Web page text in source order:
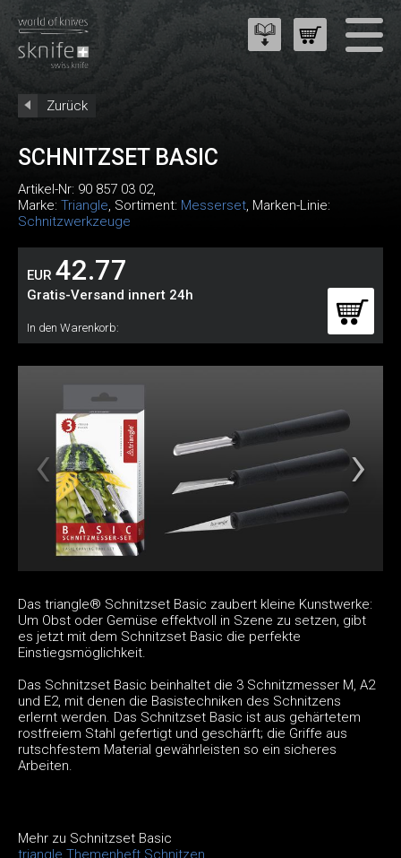
Zurück
SCHNITZSET BASIC
Artikel-Nr: 90 857 03 02,
Marke: Triangle, Sortiment: Messerset, Marken-Linie:
Schnitzwerkzeuge
EUR 42.77
Gratis-Versand innert 24h
In den Warenkorb:
Das triangle® Schnitzset Basic zaubert kleine Kunstwerke:
Um Obst oder Gemüse effektvoll in Szene zu setzen, gibt
es jetzt mit dem Schnitzset Basic die perfekte
Einstiegsmöglichkeit.
Das Schnitzset Basic beinhaltet die 3 Schnitzmesser M, A2
und E2, mit denen die Basistechniken des Schnitzens
erlernt werden. Das Schnitzset Basic ist aus gehärtetem
rostfreiem Stahl gefertigt und geschärft; die Griffe aus
rutschfestem Material gewährleisten so ein sicheres
Arbeiten.
Mehr zu Schnitzset Basic
triangle Themenheft Schnitzen